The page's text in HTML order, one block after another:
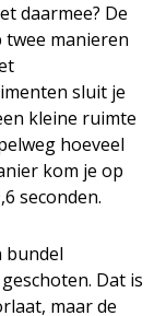
daarmee? De
manieren
sluit je
kleine ruimte
hoeveel
kom je op
seconden.
bundel
Dat is
maar de